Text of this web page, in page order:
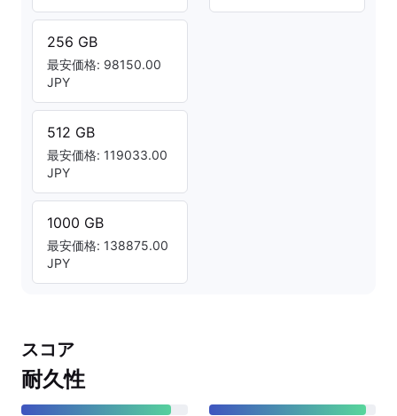
256 GB
最安価格: 98150.00
JPY
512 GB
最安価格: 119033.00
JPY
1000 GB
最安価格: 138875.00
JPY
スコア
耐久性